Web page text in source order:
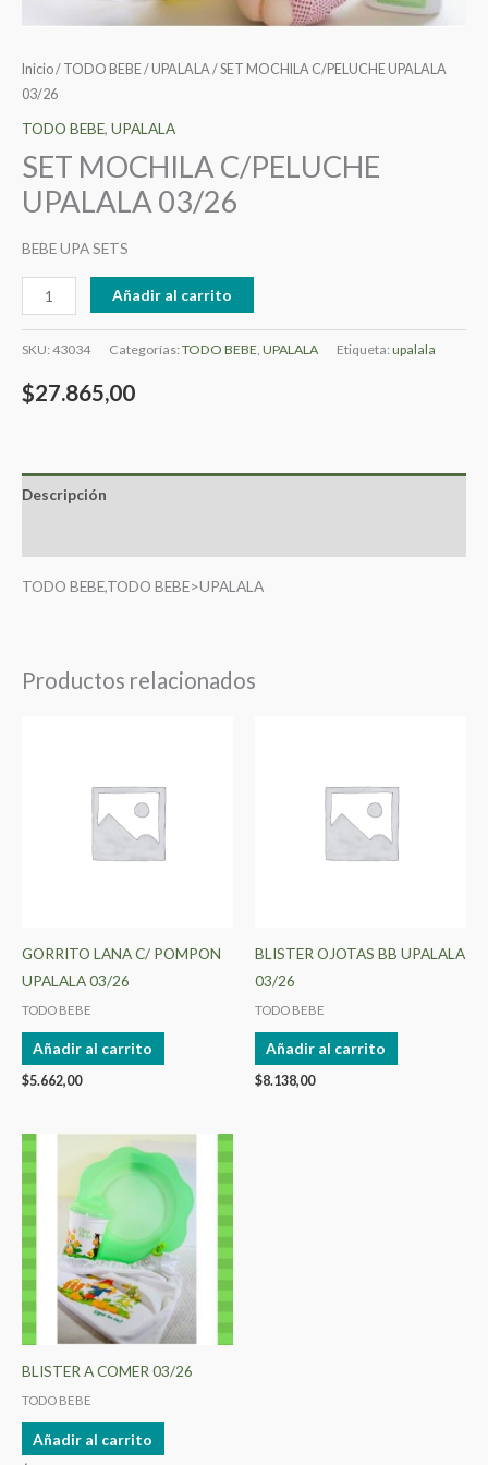
Inicio/ TODO BEBE/ UPALALA/ SET MOCHILA C/PELUCHE UPALALA
03/26
TODO BEBE, UPALALA
SET MOCHILA C/PELUCHE
UPALALA 03/26
BEBE UPA SETS
Añadir al carrito
SKU: 43034 Categorías: TODO BEBE UPALALA Etiqueta: upalala
$27.865,00
Descripción
TODO BEBE,TODO BEBE>UPALALA
Productos relacionados
GORRITO LANA C/ POMPON
UPALALA 03/26
TODO BEBE
Añadir al carrito
$5.662,00
BLISTER OJOTAS BB UPALALA
03/26
TODO BEBE
Añadir al carrito
$8.138,00
BLISTER A COMER 03/26
TODO BEBE
Añadir al carrito